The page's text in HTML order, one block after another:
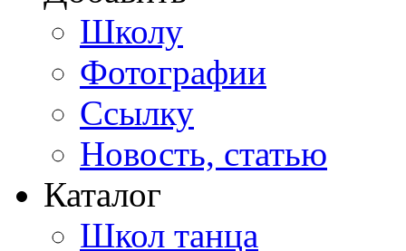
Школу
Фотографии
Ссылку
Новость, статью
Каталог
Школ танца